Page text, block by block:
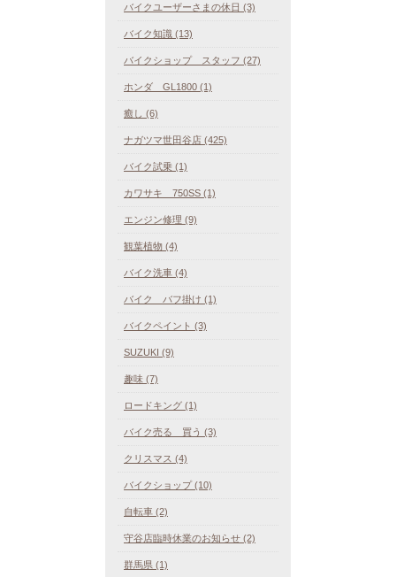
バイクユーザーさまの休日 (3)
バイク知識 (13)
バイクショップ スタッフ (27)
ホンダ GL1800 (1)
癒し (6)
ナガツマ世田谷店 (425)
バイク試乗 (1)
カワサキ 750SS (1)
エンジン修理 (9)
観葉植物 (4)
バイク洗車 (4)
バイク バフ掛け (1)
バイクペイント (3)
SUZUKI (9)
趣味 (7)
ロードキング (1)
バイク売る 買う (3)
クリスマス (4)
バイクショップ (10)
自転車 (2)
守谷店臨時休業のお知らせ (2)
群馬県 (1)